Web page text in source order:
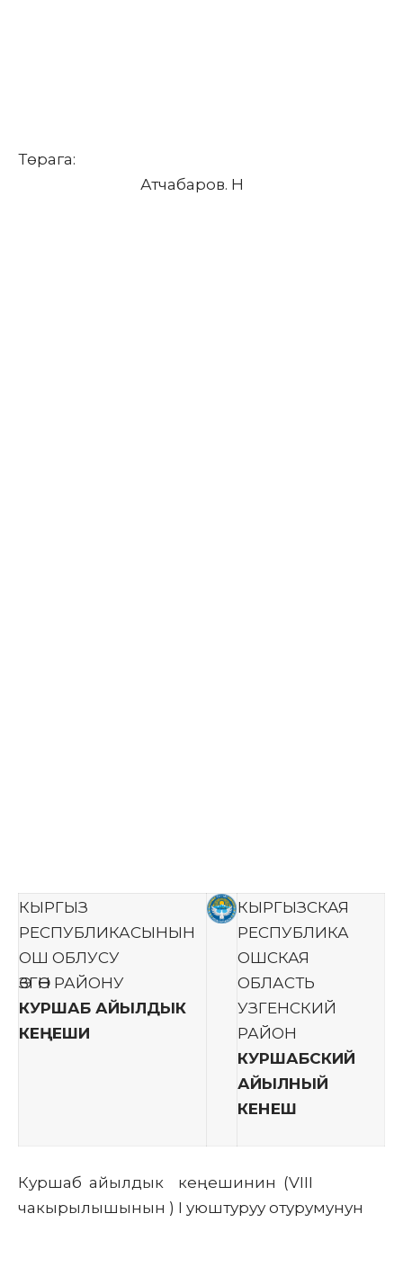
Төрага:
Атчабаров. Н
КЫРГЫЗ
РЕСПУБЛИКАСЫНЫН
ОШ ОБЛУСУ
ӨЗГӨН РАЙОНУ
КУРШАБ АЙЫЛДЫК
КЕҢЕШИ
КЫРГЫЗСКАЯ
РЕСПУБЛИКА
ОШСКАЯ
ОБЛАСТЬ
УЗГЕНСКИЙ
РАЙОН
КУРШАБСКИЙ
АЙЫЛНЫЙ
КЕНЕШ
Куршаб айылдык кеңешинин (VIII
чакырылышынын ) I уюштуруу отурумунун